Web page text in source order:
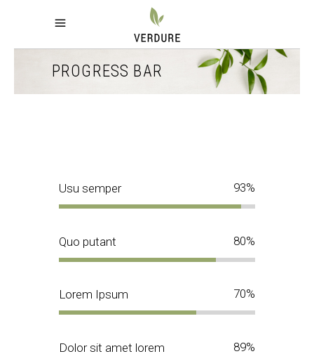
PROGRESS BAR
Usu semper 93
Quo putant 80
Lorem Ipsum 70
Dolor sit amet lorem 89